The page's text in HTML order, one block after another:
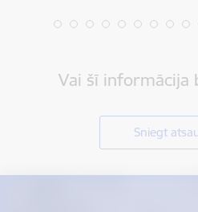
Vai šī informācija
Sniegt